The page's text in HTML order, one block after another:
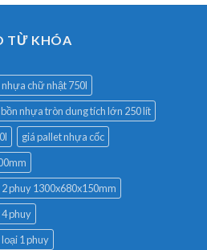
TỪ KHÓA
nhựa chữ nhật 750l
bồn nhựa tròn dung tích lớn 250 lít
giá pallet nhựa cốc
phuy 1300x680x150mm
phuy
1 phuy